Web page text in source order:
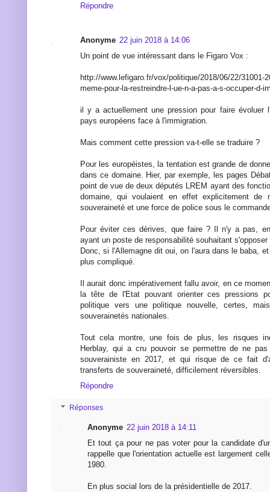
Répondre
Anonyme 22 juin 2018 à 14:06
Un point de vue intéressant dans le Figaro Vox :
http://www.lefigaro.fr/vox/politique/2018/06/22/31001-
meme-pour-la-restreindre-l-ue-n-a-pas-a-s-occuper-d-
il y a actuellement une pression pour faire évoluer
pays européens face à l'immigration.
Mais comment cette pression va-t-elle se traduire ?
Pour les européistes, la tentation est grande de
dans ce domaine. Hier, par exemple, les pages
point de vue de deux députés LREM ayant des
domaine, qui voulaient en effet explicitement de
souveraineté et une force de police sous le
Pour éviter ces dérives, que faire ? Il n'y a pas,
ayant un poste de responsabilité souhaitant
Donc, si l'Allemagne dit oui, on l'aura dans le baba,
plus compliqué.
Il aurait donc impérativement fallu avoir, en ce
la tête de l'Etat pouvant orienter ces pressions
politique vers une politique nouvelle, certes,
souverainetés nationales.
Tout cela montre, une fois de plus, les risques
Herblay, qui a cru pouvoir se permettre de ne
souverainiste en 2017, et qui risque de ce fait
transferts de souveraineté, difficilement réversibles.
Répondre
Réponses
Anonyme 22 juin 2018 à 14:11
Et tout ça pour ne pas voter pour la candidate
rappelle que l'orientation actuelle est largement
1980.
En plus social lors de la présidentielle de 2017.